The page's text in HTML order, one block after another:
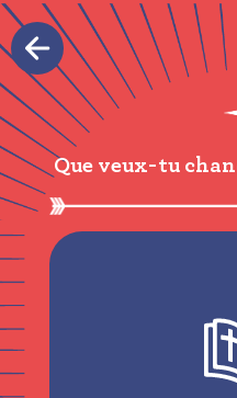
Que veux-tu
« Si vous êtes ce
vous mettrez le
Sainte